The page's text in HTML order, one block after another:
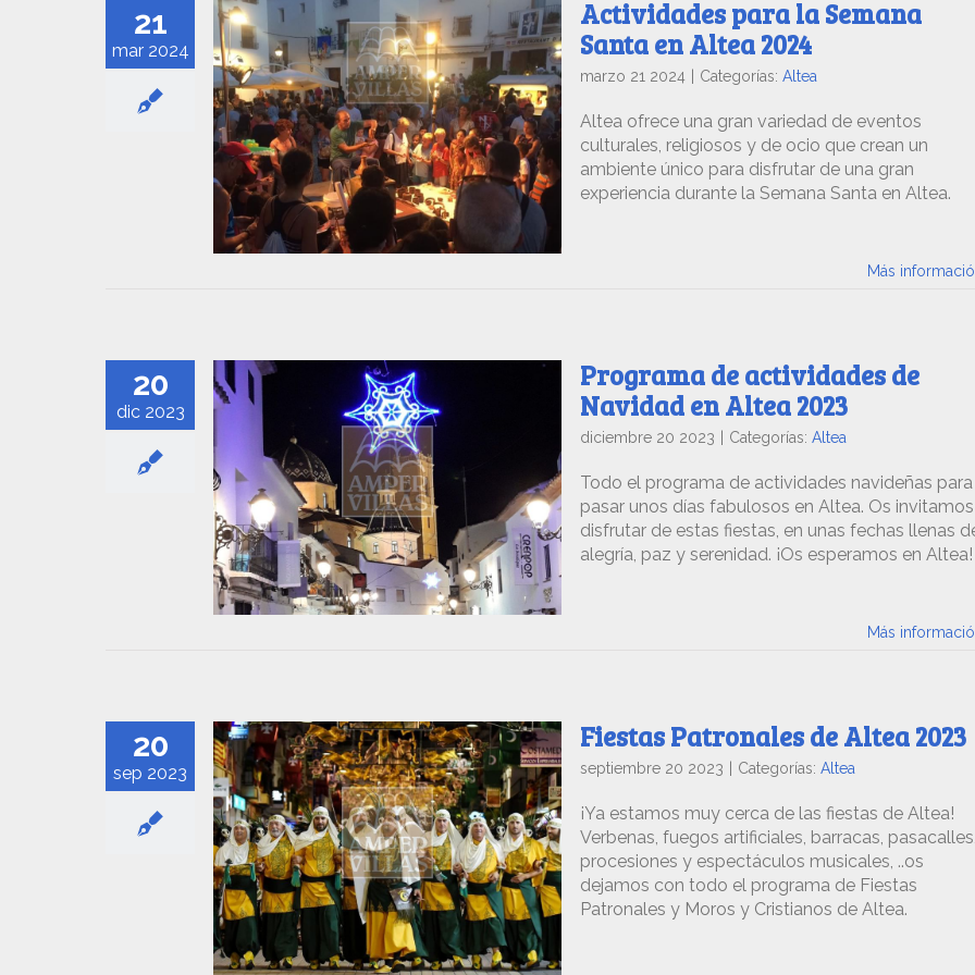
21
mar 2024
Actividades para la Semana
Santa en Altea 2024
marzo 21 2024 | Categorías: Altea
Altea ofrece una gran variedad de eventos
culturales, religiosos y de ocio que crean un
ambiente único para disfrutar de una gran
experiencia durante la Semana Santa en Altea.
Más
20
dic 2023
Programa de actividades de
Navidad en Altea 2023
diciembre 20 2023 Categorías: Altea
Todo el programa de actividades navideñas para
pasar unos días fabulosos en Altea. Os
disfrutar de estas fiestas, en unas fechas llenas
alegría, paz y serenidad. ¡Os esperamos en Altea!
Más
20
sep 2023
Fiestas Patronales de Altea 2023
septiembre 20 2023 Categorías: Altea
¡Ya estamos muy cerca de las fiestas de Altea!
Verbenas, fuegos artificiales, barracas,
procesiones y espectáculos musicales, ..os
dejamos con todo el programa de Fiestas
Patronales y Moros y Cristianos de Altea.